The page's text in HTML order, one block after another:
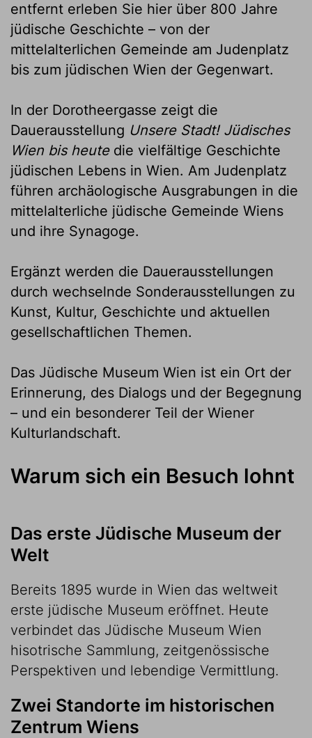
entfernt erleben Sie hier über 800 Jahre
jüdische Geschichte – von der
mittelalterlichen Gemeinde am Judenplatz
bis zum jüdischen Wien der Gegenwart.
In der Dorotheergasse zeigt die
Dauerausstellung Unsere Stadt! Jüdisches
Wien bis heutedie vielfältige Geschichte
jüdischen Lebens in Wien. Am Judenplatz
führen archäologische Ausgrabungen in die
mittelalterliche jüdische Gemeinde Wiens
und ihre Synagoge.
Ergänzt werden die Dauerausstellungen
durch wechselnde Sonderausstellungen zu
Kunst, Kultur, Geschichte und aktuellen
gesellschaftlichen Themen.
Das Jüdische Museum Wien ist ein Ort der
Erinnerung, des Dialogs und der Begegnung
– und ein besonderer Teil der Wiener
Kulturlandschaft.
Warum sich ein Besuch lohnt
Das erste Jüdische Museum der
Welt
Bereits 1895 wurde in Wien das weltweit
erste jüdische Museum eröffnet. Heute
verbindet das Jüdische Museum Wien
hisotrische Sammlung, zeitgenössische
Perspektiven und lebendige Vermittlung.
Zwei Standorte im historischen
Zentrum Wiens